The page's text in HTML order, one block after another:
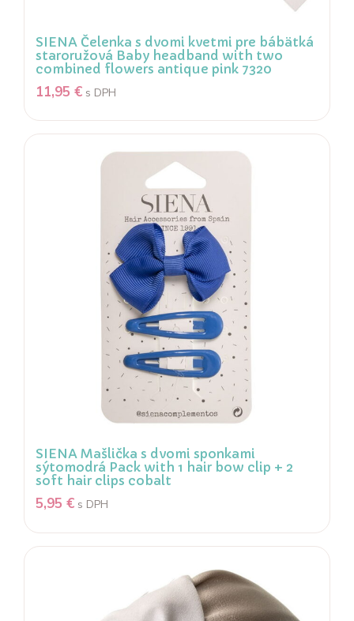
SIENA Čelenka s dvomi kvetmi pre bábätká
staroružová Baby headband with two
combined flowers antique pink 7320
11,95 € s DPH
SIENA Mašlička s dvomi sponkami
sýtomodrá Pack with 1 hair bow clip + 2
soft hair clips cobalt
5,95 € s DPH